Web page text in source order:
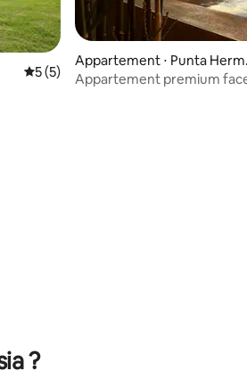
: 4,88 sur 5
Évaluation moyenne sur la base de 5
5 (5)
Appartement ⋅ Punta
sa
Appartement premium
?